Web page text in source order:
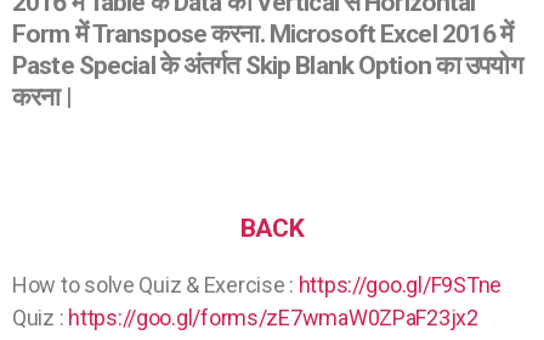
Form में Transpose करना. Microsoft Excel 2016 में
Paste Special के अंतर्गत Skip Blank Option का उपयोग
करना |
BACK
How to solve Quiz & Exercise : https://goo.gl/F9STne
Quiz : https://goo.gl/forms/zE7wmaW0ZPaF23jx2